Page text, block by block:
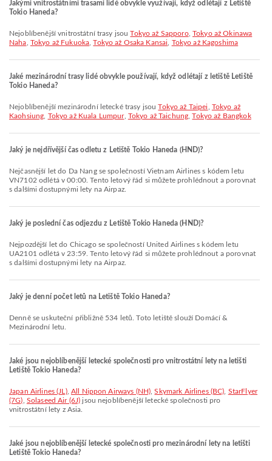
Jakými vnitrostátními trasami lidé obvykle využívají, když odlétají z Letiště
Tokio Haneda?
Nejoblíbenější vnitrostátní trasy jsouTokyo až Sapporo, Tokyo až Okinawa
Naha Tokyo až Fukuoka ,Tokyo až Osaka Kansai Tokyo až Kagoshima
Jaké mezinárodní trasy lidé obvykle používají, když odlétají z letiště Letiště
Tokio Haneda?
Nejoblíbenější mezinárodní letecké trasy jsouTokyo až Taipei
Tokyo až
Kaohsiung Tokyo až Kuala Lumpur, Tokyo až Taichung ,Tokyo až Bangkok
Jaký je nejdřívější čas odletu z Letiště Tokio Haneda (HND)?
Nejčasnější let do Da Nang se společností Vietnam Airlines s kódem letu
VN7102 odlétá v 00:00. Tento letový řád si můžete prohlédnout a porovnat
s dalšími dostupnými lety na Airpaz.
Jaký je poslední čas odjezdu z Letiště Tokio Haneda (HND)?
Nejpozdější let do Chicago se společností United Airlines s kódem letu
UA2101 odlétá v 23:59. Tento letový řád si můžete prohlédnout a porovnat
s dalšími dostupnými lety na Airpaz.
Jaký je denní počet letů na Letiště Tokio Haneda?
Denně se uskuteční přibližně 534 letů. Toto letiště slouží Domácí &
Mezinárodní letu.
Jaké jsou nejoblíbenější letecké společnosti pro vnitrostátní lety na letišti
Letiště Tokio Haneda?
Japan Airlines (JL), All Nippon Airways (NH) ,Skymark Airlines (BC) StarFlyer
(7G) Solaseed Air (6J) jsou nejoblíbenější letecké společnosti pro
vnitrostátní lety z Asia.
Jaké jsou nejoblíbenější letecké společnosti pro mezinárodní lety na letišti
Letiště Tokio Haneda?